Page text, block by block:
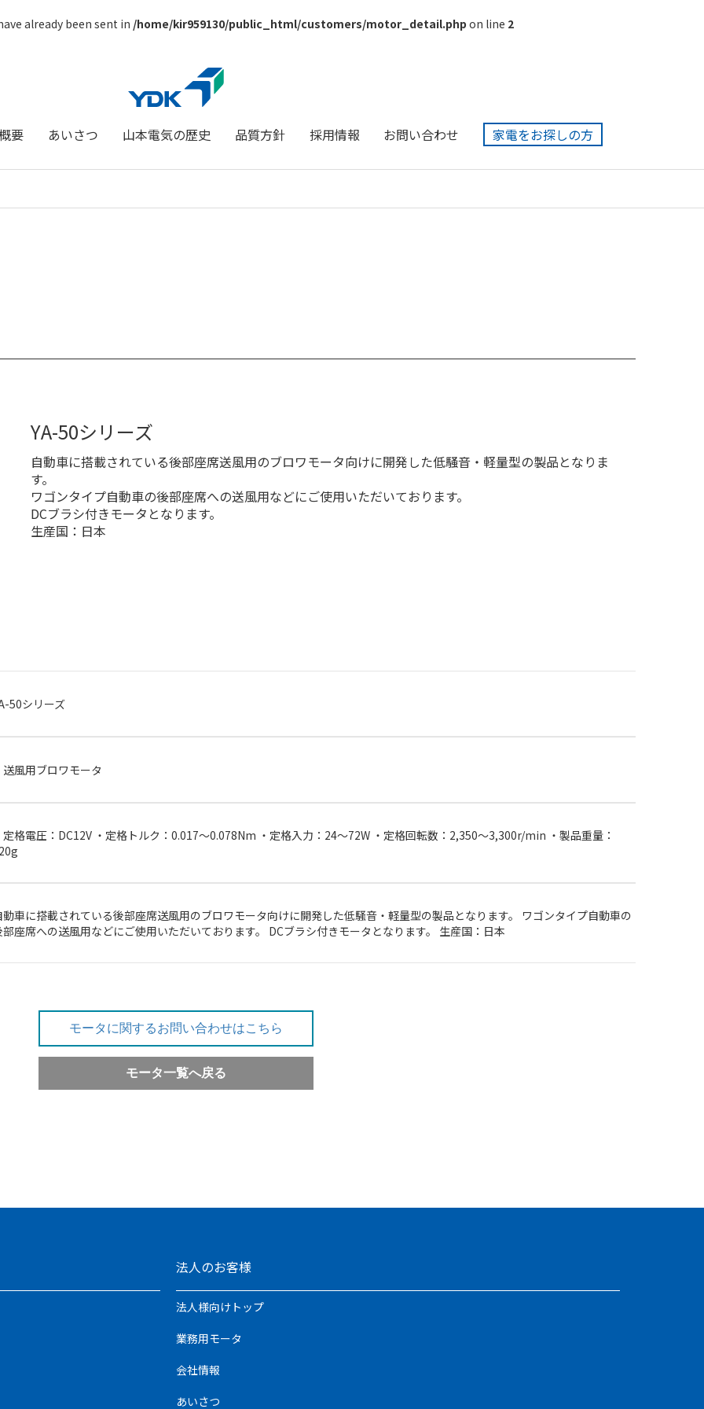
already been sent in /home/kir959130/public_html/customers/motor_detail.php on line 2
要 あいさつ 山本電気の歴史 品質方針 採用情報 お問い合わせ 家電をお探しの方
YA-50シリーズ
自動車に搭載されている後部座席送風用のブロワモータ向けに開発した低騒音・軽量型の製品となりま
す。
ワゴンタイプ自動車の後部座席への送風用などにご使用いただいております。
DCブラシ付きモータとなります。
生産国：日本
50シリーズ
送風用ブロワモータ
定格電圧：DC12V ・定格トルク：0.017～0.078Nm ・定格入力：24～72W ・定格回転数：2,350～3,300r/min ・製品重量：
動車に搭載されている後部座席送風用のブロワモータ向けに開発した低騒音・軽量型の製品となります。 ワゴンタイプ自動車の
部座席への送風用などにご使用いただいております。 DCブラシ付きモータとなります。 生産国：日本
モータに関するお問い合わせはこちら
モータ一覧へ戻る
法人のお客様
法人様向けトップ
業務用モータ
会社情報
あいさつ